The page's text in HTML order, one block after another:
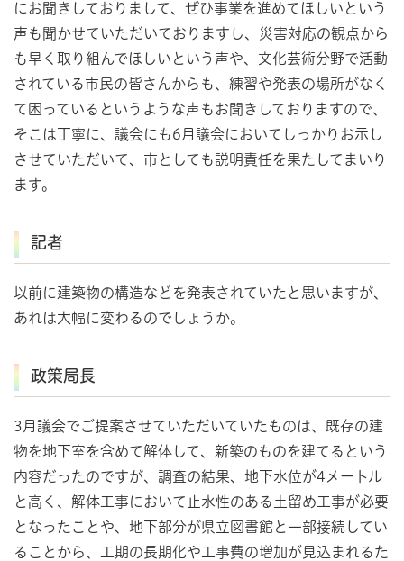
にお聞きしておりまして、ぜひ事業を進めてほしいという
声も聞かせていただいておりますし、災害対応の観点から
も早く取り組んでほしいという声や、文化芸術分野で活動
されている市民の皆さんからも、練習や発表の場所がなく
て困っているというような声もお聞きしておりますので、
そこは丁寧に、議会にも6月議会においてしっかりお示し
させていただいて、市としても説明責任を果たしてまいり
ます。
記者
以前に建築物の構造などを発表されていたと思いますが、
あれは大幅に変わるのでしょうか。
政策局長
3月議会でご提案させていただいていたものは、既存の建
物を地下室を含めて解体して、新築のものを建てるという
内容だったのですが、調査の結果、地下水位が4メートル
と高く、解体工事において止水性のある土留め工事が必要
となったことや、地下部分が県立図書館と一部接続してい
ることから、工期の長期化や工事費の増加が見込まれるた